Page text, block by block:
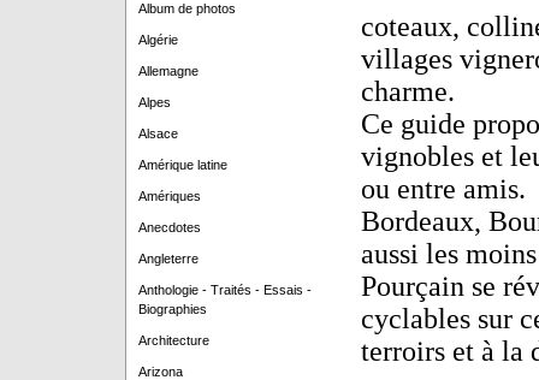
Album de photos
Algérie
Allemagne
Alpes
Alsace
Amérique latine
Amériques
Anecdotes
Angleterre
Anthologie - Traités - Essais -
Biographies
Architecture
Arizona
coteaux,
villages
charme.
Ce guide
vignobles et
ou entre amis.
Bordeaux,
aussi les
Pourçain se
cyclables sur
terroirs et à la